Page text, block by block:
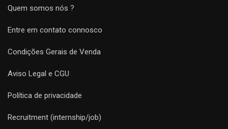
Quem somos nós ?
Entre em contato connosco
Condições Gerais de Venda
Aviso Legal e CGU
Política de privacidade
Recruitment (internship/job)